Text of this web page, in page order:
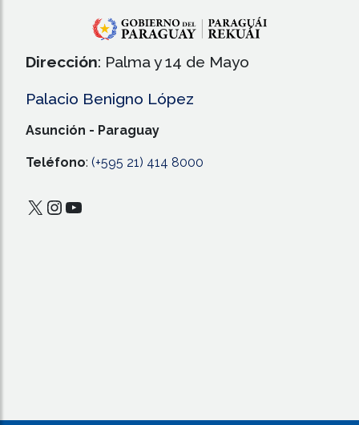
Dirección: Palma y 14 de Mayo
Palacio Benigno López
Asunción - Paraguay
Teléfono: (+595 21) 414 8000
X Instagram
YouTube